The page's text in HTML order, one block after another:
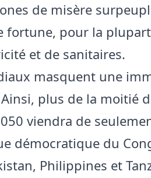
de misère
fortune, pour la plupart
et de sanitaires.
masquent une
plus de la moitié
viendra de
démocratique du
Philippines et